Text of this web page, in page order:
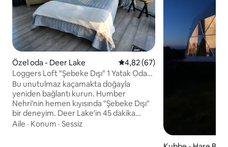
Özel oda - Deer Lake 5 üzerinden ortalama 4,82
4,82 (67)
Loggers Loft "Şebeke Dışı" 1 Yatak Odası,
2 Yatak
Bu unutulmaz kaçamakta doğayla
yeniden bağlantı kurun. Humber
Nehri'nin hemen kıyısında "Şebeke Dışı"
bir deneyim. Deer Lake'in 45 dakika
doğusunda, 420 numaralı yolun hemen
Aile · Konum · Sessiz